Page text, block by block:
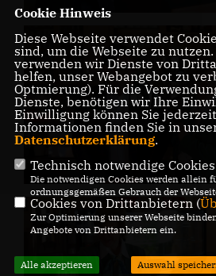
Cookie Hinweis
Diese Webseite verwendet
sind, um die Webseite zu
verwenden wir Dienste von
helfen, unser Webangebot zu
Optmierung). Für die
Dienste, benötigen wir Ihre
Einwilligung können Sie
Informationen finden Sie in
Datenschutzerklärung.
Technisch notwendige
Die notwendigen Cookies werden allein
ordnungsgemäßen Gebrauch der
Cookies von Drittanbietern (
Zur Optimierung unserer Webseite
Angebote von Drittanbietern ein.
Alle akzeptieren Auswahl